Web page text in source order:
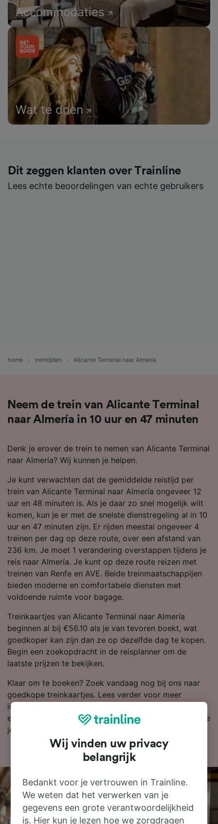
Accommodaties
Wat te doen
Dit zeggen klanten over Trainline
Lees echte beoordelingen van echte gebruikers
home treintijden Alicante Terminal naar Almería
Neem de trein van Alicante Terminal
naar Almería in 10 uur en 47 minuten
Denk je erover de trein te nemen van Alicante Terminal
naar Almería? Wij kunnen je helpen.
Je kunt verwachten dat de gemiddelde reistijd per
trein van Alicante Terminal naar Almería ongeveer 12
uur en 48 minuten is. Als je daar zo snel mogelijk wilt
komen, kun je er met de snelste dienstregeling al in 10
uur en 47 minuten zijn. Er rijden meestal ongeveer 4
treinen per dag op deze route, over een afstand van
236 km. Je moet 1 verandering overstappen tijdens je
reis naar Almería. Je kunt op deze route reizen met
treinen van Renfe en AVE. Beide treinmaatschappijen
bieden moderne en comfortabele diensten met
voldoende ruimte voor bagage.
Treinkaartjes van Alicante Terminal naar Almería
beginnen al bij €56.10 als je van tevoren boekt, wat
goedkoper kan zijn dan ze op dezelfde dag te kopen.
Begin een zoekopdracht in de reisplanner om de
laatste prijzen te bekijken.
Klaar om te boeken? Zoek vandaag nog bij ons naar
goedkope treinkaartjes. Lees verder voor meer
informatie, zoals onze dienstregeling, waarin je de
eerste en laatste treinen kunt bekijken en tips over hoe
je goedkope treinkaartjes kunt vinden.
Wij vinden uw privacy
belangrijk
Bedankt voor je vertrouwen in Trainline.
We weten dat het verwerken van je
gegevens een grote verantwoordelijkheid
is. Hier kun je lezen hoe we zorgdragen